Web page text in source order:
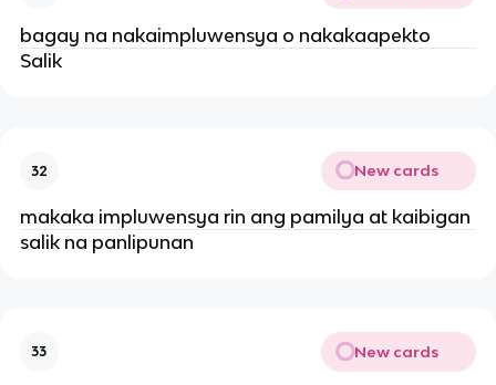
bagay na nakaimpluwensya o nakakaapekto
Salik
32 New cards
makaka impluwensya rin ang pamilya at kaibigan
salik na panlipunan ​
33 New cards